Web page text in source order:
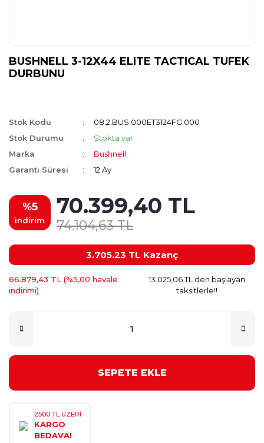
BUSHNELL 3-12X44 ELITE TACTICAL TUFEK
DURBUNU
Stok Kodu
08.2.BUS.000ET3124FG.000
Stok Durumu
Stokta var
Marka
Bushnell
Garanti Süresi
12 Ay
%5
indirim
70.399,40 TL
74.104,63 TL
3.705.23 TL Kazanç
66.879,43 TL (%5,00 havale
indirimi)
13.025,06 TL den başlayan
taksitlerle!!
SEPETE EKLE
2500 TL ÜZERİ
KARGO
BEDAVA!